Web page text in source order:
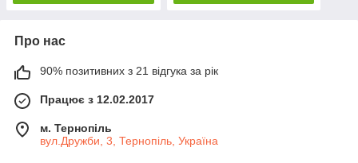
Про нас
90% позитивних з 21 відгука за рік
Працює з 12.02.2017
м. Тернопіль
вул.Дружби, 3, Тернопіль, Україна